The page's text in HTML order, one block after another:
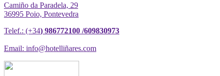
Camiño da Paradela, 29
36995 Poio, Pontevedra
Telef.: (+34) 986772100 /609830973
Email: info@hotelliñares.com